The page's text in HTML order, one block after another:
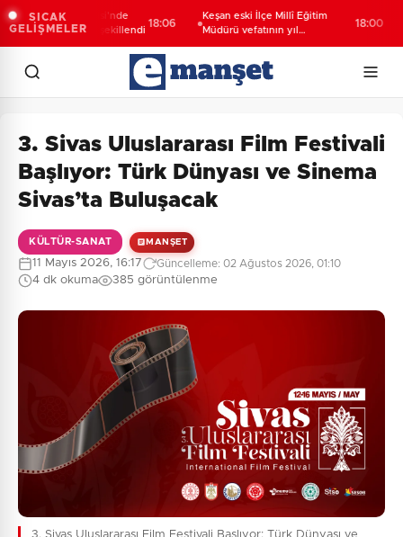
SICAK
GELİŞMELER
Meclisi'nde
yeniden şekillendi
18:06
Keşan eski İlçe Millî Eğitim
Müdürü vefatının yıl
18:00
3. Sivas Uluslararası Film Festivali
Başlıyor: Türk Dünyası ve Sinema
Sivas’ta Buluşacak
KÜLTÜR-SANAT MANŞET
11 Mayıs 2026, 16:17 Güncelleme: 02 Ağustos 2026, 01:10
4 dk okuma 385 görüntülenme
3. Sivas Uluslararası Film Festivali Başlıyor: Türk Dünyası ve